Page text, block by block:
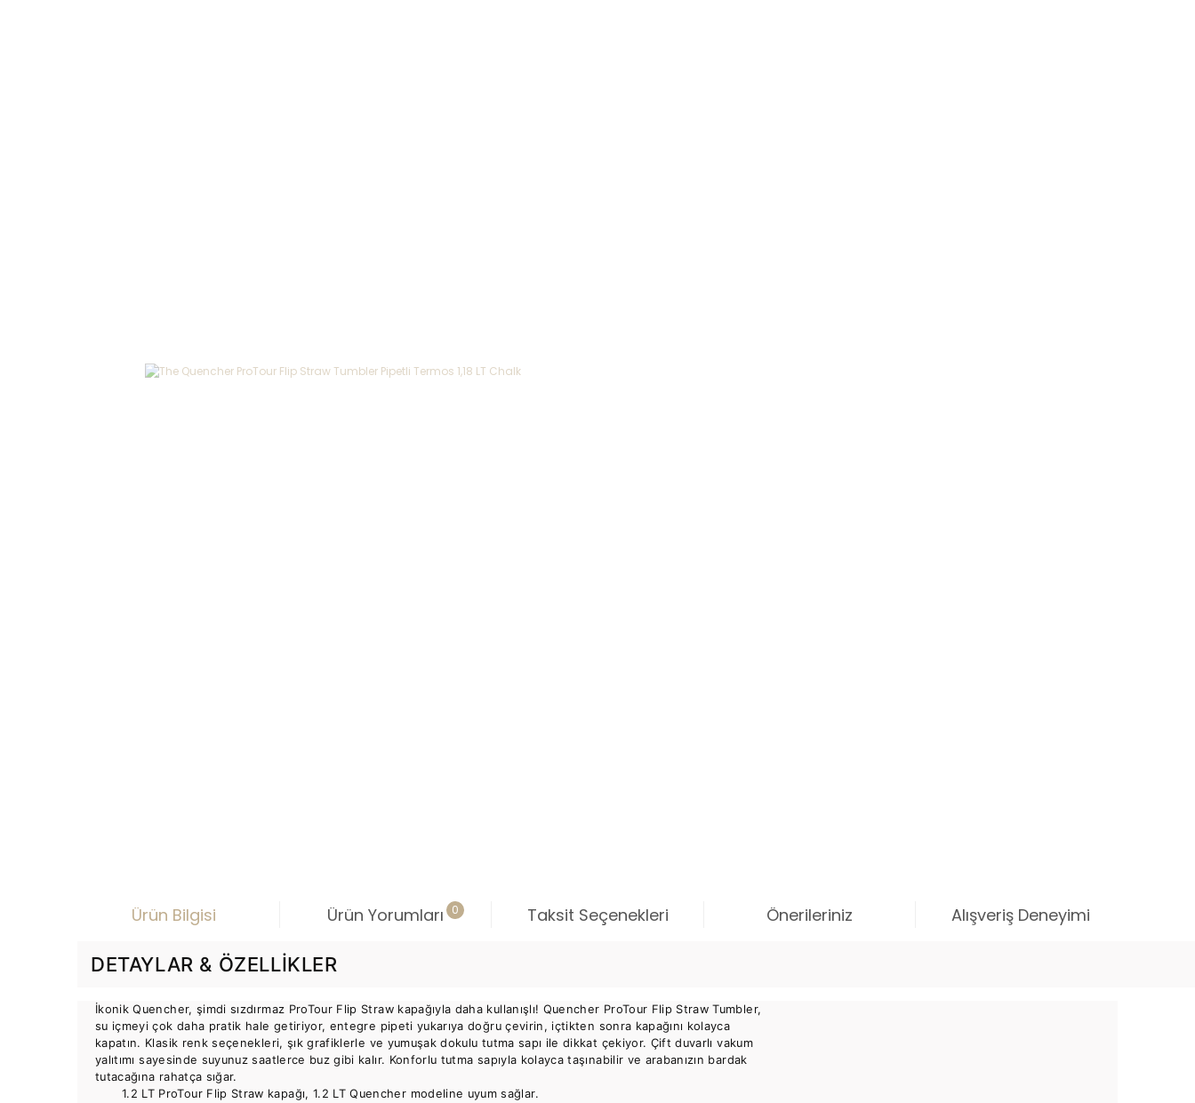
Ürün Bilgisi Ürün Yorumları 0 Taksit Seçenekleri Önerileriniz Alışveriş Deneyimi
DETAYLAR & ÖZELLIKLER
İkonik Quencher, şimdi sızdırmaz ProTour Flip Straw kapağıyla daha kullanışlı! Quencher ProTour Flip Straw Tumbler,
su içmeyi çok daha pratik hale getiriyor, entegre pipeti yukarıya doğru çevirin, içtikten sonra kapağını kolayca
kapatın. Klasik renk seçenekleri, şık grafiklerle ve yumuşak dokulu tutma sapı ile dikkat çekiyor. Çift duvarlı vakum
yalıtımı sayesinde suyunuz saatlerce buz gibi kalır. Konforlu tutma sapıyla kolayca taşınabilir ve arabanızın bardak
tutacağına rahatça sığar.
1.2 LT ProTour Flip Straw kapağı, 1.2 LT Quencher modeline uyum sağlar.